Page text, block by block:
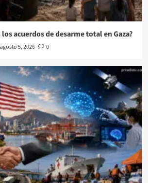
acuerdos de desarme total en Gaza?
agosto 5, 2026 0